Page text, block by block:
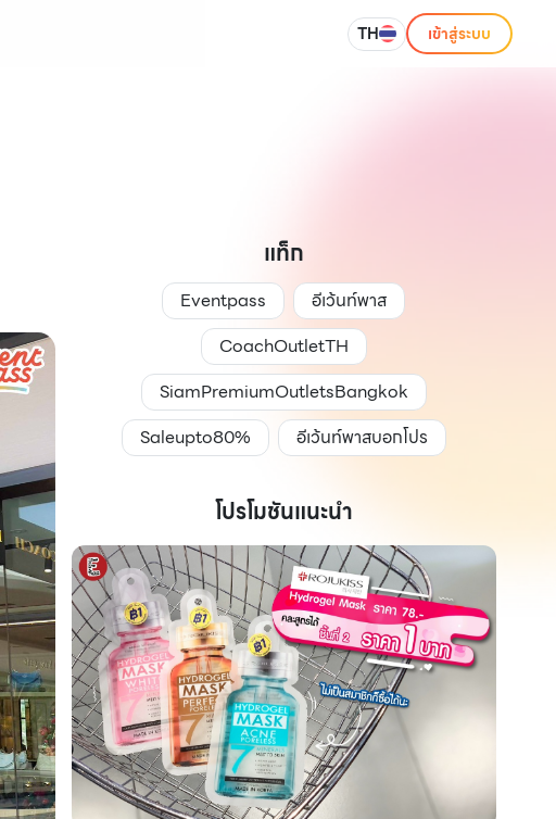
TH เข้าสู่ระบบ
แท็ก
Eventpass
อีเว้นท์พาส
CoachOutletTH
SiamPremiumOutletsBangkok
Saleupto80%
อีเว้นท์พาสบอกโปร
โปรโมชันแนะนำ